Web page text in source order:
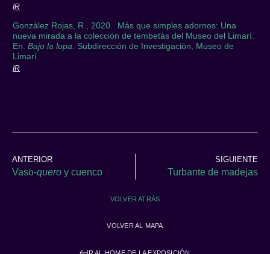
IR
González Rojas, R., 2020. Más que simples adornos: Una
nueva mirada a la colección de tembetás del Museo del Limarí.
En. Bajo la lupa . Subdirección de Investigación, Museo de
Limarí.
IR
ANTERIOR
Vaso-quero y cuenco
SIGUIENTE
Turbante de madejas
VOLVER ATRÁS
VOLVER AL MAPA
IR AL HOME DE LA EXPOSICIÓN